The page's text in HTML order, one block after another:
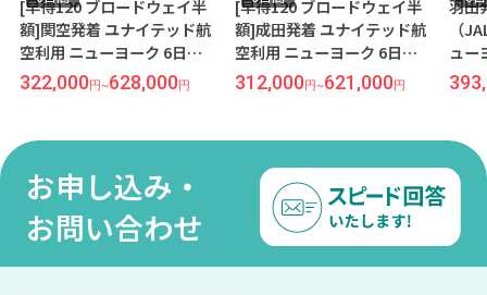
[早得120 ブロードウェイ半
額]関空発着 ユナイテッド航
空利用 ニューヨーク 6日間
『エジソン ホテル』指定
322,000円~628,000円
[早得120 ブロードウェイ半
額]成田発着 ユナイテッド航
空利用 ニューヨーク 6日間
『ハイアット グランド セン
トラル』指定
312,000円~621,000円
羽田
（
ュー
ン
ク
お申し込み・
お問い合わせ